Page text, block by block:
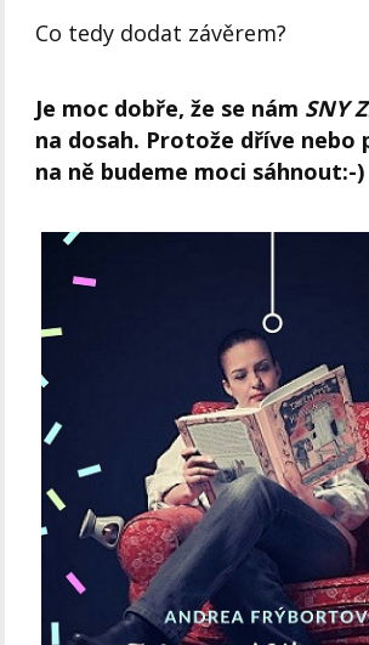
Co tedy dodat závěrem?
Je moc dobře, že se nám SNY
na dosah. Protože dříve nebo
na ně budeme moci sáhnout:-)